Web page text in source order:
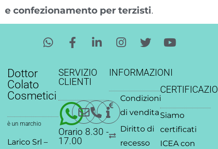
e confezionamento per terzisti.
W
h
a
p
p
F
a
e
b
o
k
-
f
i
k
i
n
-
i
I
n
t
g
r
a
m
T
w
t
e
r
Y
o
t
b
Dottor
Colato
Cosmetici
è un marchio
Larico Srl –
SERVIZIO
CLIENTI
Orario 8.30 -
17.00
INFORMAZIONI
Condizioni
di vendita
Diritto di
recesso
Siamo
certificati
ICEAcon